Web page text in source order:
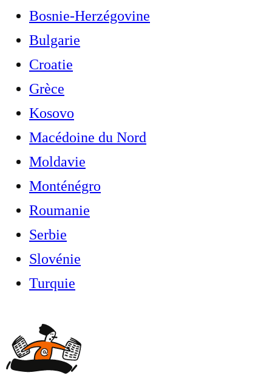
Bosnie-Herzégovine
Bulgarie
Croatie
Grèce
Kosovo
Macédoine du Nord
Moldavie
Monténégro
Roumanie
Serbie
Slovénie
Turquie